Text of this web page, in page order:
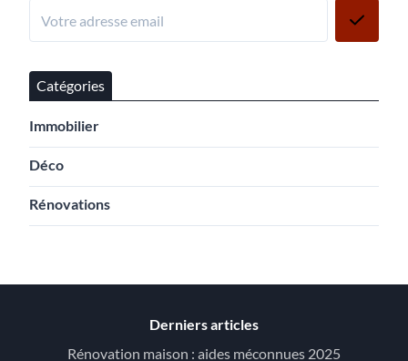
Catégories
Immobilier
Déco
Rénovations
Derniers articles
Rénovation maison : aides méconnues 2025